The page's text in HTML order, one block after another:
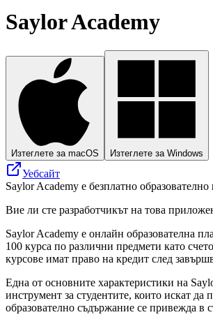
Saylor Academy
Изтеглете за macOS Изтеглете за Windows
Уебсайт
Saylor Academy е безплатно
Вие ли сте разработчикът на това
Saylor Academy е онлайн образователна
100 курса по различни предмети като
курсове имат право на кредит след
Една от основните характеристики на
инструмент за студентите, които искат
образователно съдържание се привежда в